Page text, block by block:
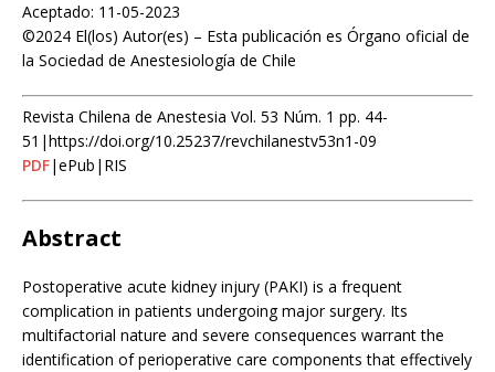
Aceptado: 11-05-2023
©2024 El(los) Autor(es) – Esta publicación es Órgano oficial de
la Sociedad de Anestesiología de Chile
Revista Chilena de Anestesia Vol. 53 Núm. 1 pp. 44-
51|https://doi.org/10.25237/revchilanestv53n1-09
PDF|ePub|RIS
Abstract
Postoperative acute kidney injury (PAKI) is a frequent
complication in patients undergoing major surgery. Its
multifactorial nature and severe consequences warrant the
identification of perioperative care components that effectively